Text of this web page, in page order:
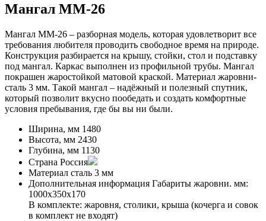
Мангал ММ-26
Мангал ММ-26 – разборная модель, которая удовлетворит все
требования любителя проводить свободное время на природе.
Конструкция разбирается на крышу, стойки, стол и подставку
под мангал. Каркас выполнен из профильной трубы. Мангал
покрашен жаростойкой матовой краской. Материал жаровни-
сталь 3 мм. Такой мангал – надёжный и полезный спутник,
который позволит вкусно пообедать и создать комфортные
условия пребывания, где бы вы ни были.
Ширина, мм 1480
Высота, мм 2430
Глубина, мм 1130
Страна Россия
Материал сталь 3 мм
Дополнительная информация Габариты жаровни. мм:
1000x350x170
В комплекте: жаровня, столики, крыша (кочерга и совок
в комплект не входят)